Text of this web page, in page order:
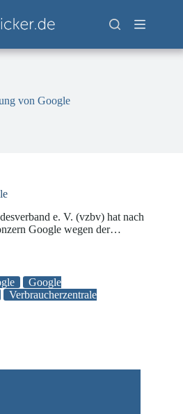
von Google
e. V. (vzbv) hat nach
Google wegen der…
Google
Verbraucherzentrale